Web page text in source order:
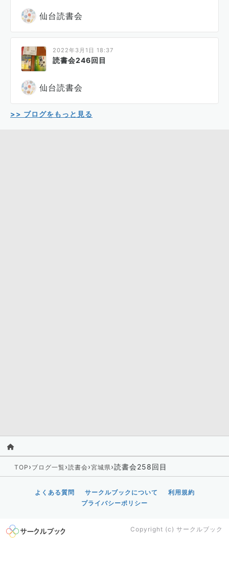
仙台読書会
2022年3月1日 18:37
読書会246回目
仙台読書会
>> ブログをもっと見る
TOP › ブログ一覧›読書会›宮城県›読書会258回目
よくある質問 サークルブックについて
利用規約
プライバシーポリシー
Copyright (c) サークルブック